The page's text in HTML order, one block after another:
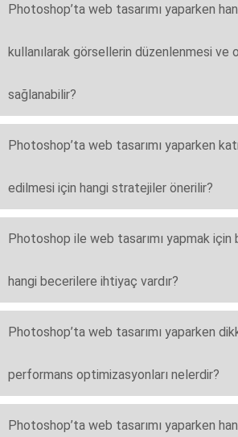
Photoshop’ta web tasarımı yaparken
kullanılarak görsellerin düzenlenmesi ve
sağlanabilir?
Photoshop’ta web tasarımı yaparken
edilmesi için hangi stratejiler önerilir?
Photoshop ile web tasarımı yapmak için
hangi becerilere ihtiyaç vardır?
Photoshop’ta web tasarımı yaparken
performans optimizasyonları nelerdir?
Photoshop’ta web tasarımı yaparken